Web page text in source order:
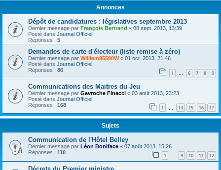
Annonces
Dépôt de candidatures : législatives septembre 2013
Dernier message par François Bertrand « 08 sept. 2013, 13:39
Posté dans Journal Officiel
Réponses : 5
Demandes de carte d'électeur (liste remise à zéro)
Dernier message par William95500W« 01 oct. 2013, 21:46
Posté dans Journal Officiel
Réponses : 86 1 … 6 7 8 9
Communications des Maitres du Jeu
Dernier message par Gavroche Finacci « 03 août 2013, 23:23
Posté dans Journal Officiel
Réponses : 168 1 14 15 16 17
Sujets
Communication de l'Hôtel Belley
Dernier message par Léon Boniface « 07 août 2013, 15:26
Réponses : 110 1 … 9 10 11 12